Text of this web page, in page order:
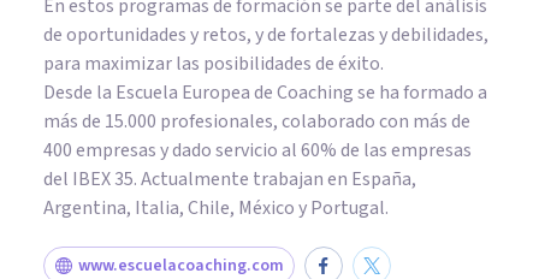
En estos programas de formación se parte del análisis
de oportunidades y retos, y de fortalezas y debilidades,
para maximizar las posibilidades de éxito.
Desde la Escuela Europea de Coaching se ha formado a
más de 15.000 profesionales, colaborado con más de
400 empresas y dado servicio al 60% de las empresas
del IBEX 35. Actualmente trabajan en España,
Argentina, Italia, Chile, México y Portugal.
www.escuelacoaching.com